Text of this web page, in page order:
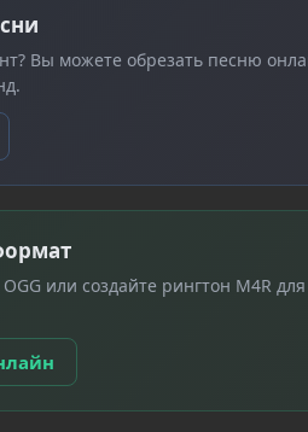
Вы можете обрезать песню
OGG или создайте рингтон M4R